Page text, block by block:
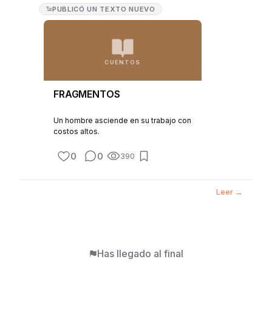
PUBLICÓUN TEXTO NUEVO
CUENTOS
FRAGMENTOS
Un hombre asciende en su trabajo con
costos altos.
0 0 390
Leer →
Has llegado al final